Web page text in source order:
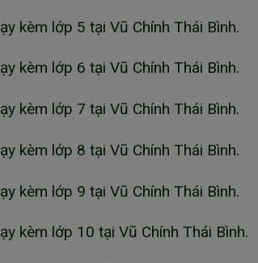
kèm lớp 5 tại Vũ Chính Thái Bình.
kèm lớp 6 tại Vũ Chính Thái Bình.
kèm lớp 7 tại Vũ Chính Thái Bình.
kèm lớp 8 tại Vũ Chính Thái Bình.
kèm lớp 9 tại Vũ Chính Thái Bình.
kèm lớp 10 tại Vũ Chính Thái Bình.